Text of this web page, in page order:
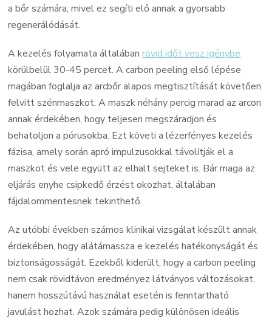
a bőr számára, mivel ez segíti elő annak a gyorsabb
regenerálódását.
A kezelés folyamata általábanrövid időt vesz igénybe
körülbelül 30-45 percet. A carbon peeling első lépése
magában foglalja az arcbőr alapos megtisztítását követően
felvitt szénmaszkot. A maszk néhány percig marad az arcon
annak érdekében, hogy teljesen megszáradjon és
behatoljon a pórusokba. Ezt követi a lézerfényes kezelés
fázisa, amely során apró impulzusokkal távolítják el a
maszkot és vele együtt az elhalt sejteket is. Bár maga az
eljárás enyhe csipkedő érzést okozhat, általában
fájdalommentesnek tekinthető.
Az utóbbi években számos klinikai vizsgálat készült annak
érdekében, hogy alátámassza e kezelés hatékonyságát és
biztonságosságát. Ezekből kiderült, hogy a carbon peeling
nem csak rövidtávon eredményez látványos változásokat,
hanem hosszútávú használat esetén is fenntartható
javulást hozhat. Azok számára pedig különösen ideális